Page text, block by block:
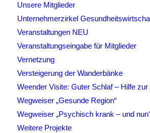
Unsere Mitglieder
Unternehmerzirkel
Veranstaltungen NEU
Veranstaltungseingabe für Mitglieder
Vernetzung
Versteigerung der Wanderbänke
Weender Visite: Guter Schlaf – Hilfe zur
Wegweiser „Gesunde Region“
Wegweiser „Psychisch krank – und
Weitere Projekte